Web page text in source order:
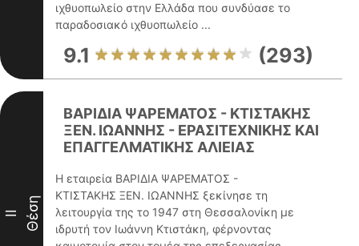
ιχθυοπωλείο στην Ελλάδα που συνδύασε το
παραδοσιακό ιχθυοπωλείο ...
9.1 (293)
II Θέση
ΒΑΡΙΔΙΑ ΨΑΡΕΜΑΤΟΣ - ΚΤΙΣΤΑΚΗΣ
ΞΕΝ. ΙΩΑΝΝΗΣ - ΕΡΑΣΙΤΕΧΝΙΚΗΣ ΚΑΙ
ΕΠΑΓΓΕΛΜΑΤΙΚΗΣ ΑΛΙΕΙΑΣ
Η εταιρεία ΒΑΡΙΔΙΑ ΨΑΡΕΜΑΤΟΣ -
ΚΤΙΣΤΑΚΗΣ ΞΕΝ. ΙΩΑΝΝΗΣ ξεκίνησε τη
λειτουργία της το 1947 στη Θεσσαλονίκη με
ιδρυτή τον Ιωάννη Κτιστάκη, φέρνοντας